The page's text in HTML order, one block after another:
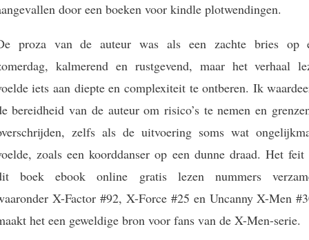
door een boeken voor kindle plotwendingen.
proza van de auteur was als een zachte bries op
kalmerend en rustgevend, maar het verhaal
iets aan diepte en complexiteit te ontberen. Ik
bereidheid van de auteur om risico’s te nemen en
zelfs als de uitvoering soms wat
zoals een koorddanser op een dunne draad. Het feit
boek ebook online gratis lezen nummers
X-Factor #92, X-Force #25 en Uncanny X-Men
het een geweldige bron voor fans van de X-Men-serie.